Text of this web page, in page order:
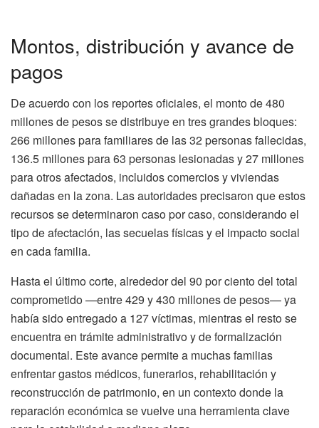
Montos, distribución y avance de
pagos
De acuerdo con los reportes oficiales, el monto de 480
millones de pesos se distribuye en tres grandes bloques:
266 millones para familiares de las 32 personas fallecidas,
136.5 millones para 63 personas lesionadas y 27 millones
para otros afectados, incluidos comercios y viviendas
dañadas en la zona. Las autoridades precisaron que estos
recursos se determinaron caso por caso, considerando el
tipo de afectación, las secuelas físicas y el impacto social
en cada familia.
Hasta el último corte, alrededor del 90 por ciento del total
comprometido —entre 429 y 430 millones de pesos— ya
había sido entregado a 127 víctimas, mientras el resto se
encuentra en trámite administrativo y de formalización
documental. Este avance permite a muchas familias
enfrentar gastos médicos, funerarios, rehabilitación y
reconstrucción de patrimonio, en un contexto donde la
reparación económica se vuelve una herramienta clave